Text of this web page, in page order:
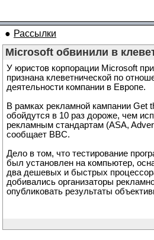
● Рассылки
Microsoft обвинили в
У юристов корпорации Microsoft
признана клеветнической по
деятельности компании в Европе.
В рамках рекламной кампании Get
обойдутся в 10 раз дороже, чем
рекламным стандартам (ASA,
сообщает BBC.
Дело в том, что тестирование
был установлен на компьютер,
два дешевых и быстрых
добивались организаторы
опубликовать результаты